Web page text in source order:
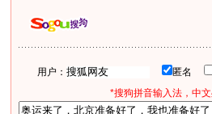
用户： 匿名
*搜狗拼音输入法，中